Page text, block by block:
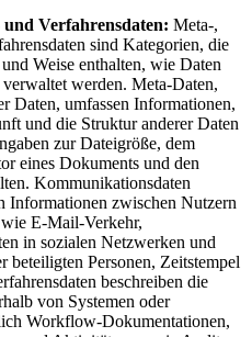
Verfahrensdaten: Meta-,
sind Kategorien, die
Weise enthalten, wie Daten
werden. Meta-Daten,
Daten, umfassen Informationen,
und die Struktur anderer Daten
zur Dateigröße, dem
eines Dokuments und den
Kommunikationsdaten
Informationen zwischen Nutzern
E-Mail-Verkehr,
in sozialen Netzwerken und
beteiligten Personen, Zeitstempel
beschreiben die
von Systemen oder
Workflow-Dokumentationen,